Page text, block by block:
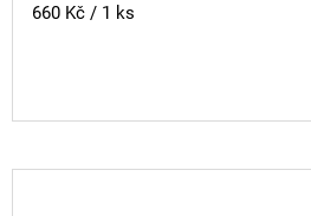
Měrná
660 Kč / 1 ks